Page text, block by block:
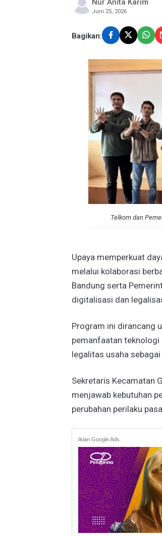
Nur Anita Karim
Juni 25, 2026
Bagikan:
Telkom dan
Upaya memperkuat
melalui kolaborasi
Bandung serta
digitalisasi dan
Program ini dirancang
pemanfaatan teknologi
legalitas usaha
Sekretaris Kecamatan
menjawab kebutuhan
perubahan perilaku
Iklan Google Ads